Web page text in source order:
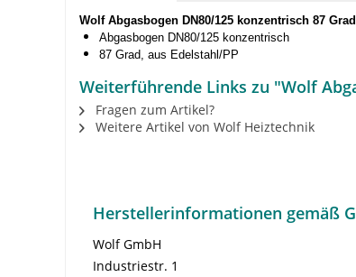
Wolf Abgasbogen DN80/125 konzentrisch 87
Abgasbogen DN80/125 konzentrisch
87 Grad, aus Edelstahl/PP
Weiterführende Links zu "Wolf
Fragen zum Artikel?
Weitere Artikel von Wolf Heiztechnik
Herstellerinformationen gemäß
Wolf GmbH
Industriestr. 1